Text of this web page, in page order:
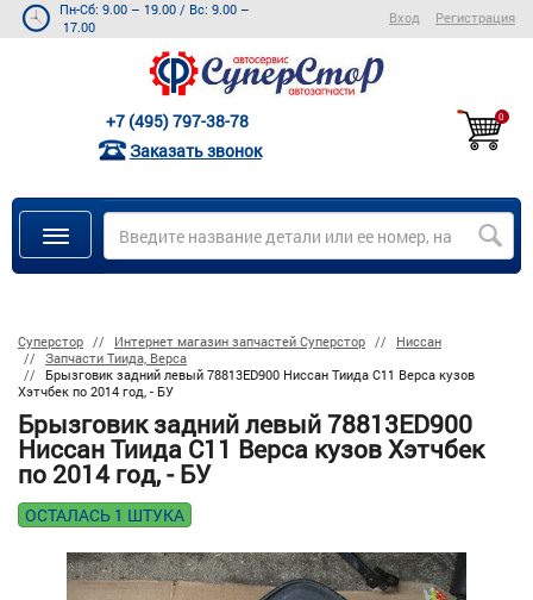
Пн-Сб: 9.00 – 19.00 / Вс: 9.00 –
17.00
Вход Регистрация
+7 (495) 797-38-78
Заказать звонок
0
Суперстор Интернет магазин запчастей Суперстор
Ниссан
Запчасти Тиида, Верса
Брызговик задний левый 78813ED900 Ниссан Тиида C11 Верса кузов
Хэтчбек по 2014 год, - БУ
Брызговик задний левый 78813ED900
Ниссан Тиида C11 Верса кузов Хэтчбек
по 2014 год, - БУ
ОСТАЛАСЬ 1 ШТУКА